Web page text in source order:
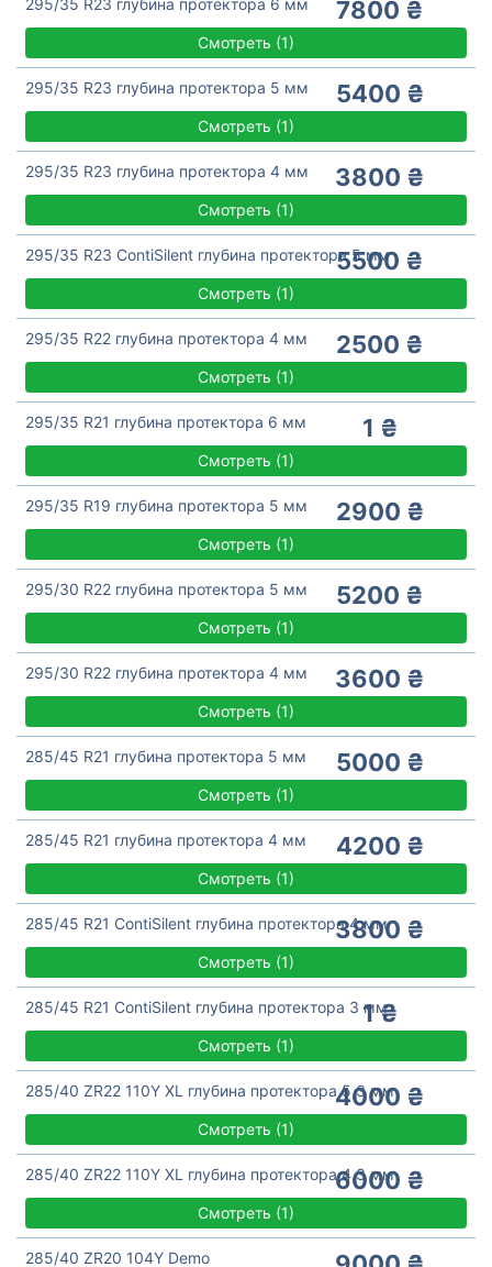
295/35 R23 глубина протектора 6 мм 7800 ₴
Смотреть (1)
295/35 R23 глубина протектора 5 мм 5400 ₴
Смотреть (1)
295/35 R23 глубина протектора 4 мм 3800 ₴
Смотреть (1)
295/35 R23 ContiSilent глубина протектора 5 мм
5500 ₴
Смотреть (1)
295/35 R22 глубина протектора 4 мм 2500 ₴
Смотреть (1)
295/35 R21 глубина протектора 6 мм 1 ₴
Смотреть (1)
295/35 R19 глубина протектора 5 мм 2900 ₴
Смотреть (1)
295/30 R22 глубина протектора 5 мм 5200 ₴
Смотреть (1)
295/30 R22 глубина протектора 4 мм 3600 ₴
Смотреть (1)
285/45 R21 глубина протектора 5 мм 5000 ₴
Смотреть (1)
285/45 R21 глубина протектора 4 мм 4200 ₴
Смотреть (1)
285/45 R21 ContiSilent глубина протектора 4 мм
3800 ₴
Смотреть (1)
285/45 R21 ContiSilent глубина протектора 3 мм
1 ₴
Смотреть (1)
285/40 ZR22 110Y XL глубина протектора 5,3 мм
4000 ₴
Смотреть (1)
285/40 ZR22 110Y XL глубина протектора 4,3 мм
6000 ₴
Смотреть (1)
285/40 ZR20 104Y Demo